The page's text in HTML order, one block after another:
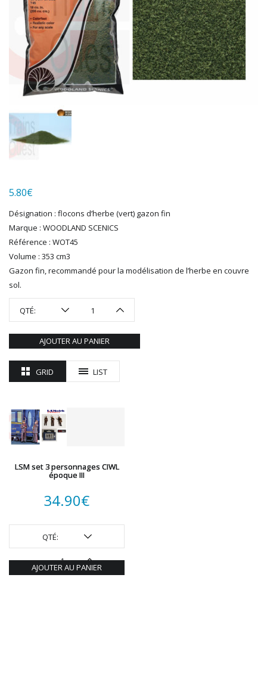
HERKAT
HUMBROL
ITALERI
JOUEF
KOLIBRI
LGB
LS MODELS
MAKETTE
MARLKIN
MKD
PG mini
PIKO
PN SUD MODELISME
PREISER
PRINCE AUGUST
R37
REE
RÉGIONS ET COMPAGNIES
ROTOMAGUS
ROUTE 87
SAI
TRAINS OUEST
Trains-O-Matic
VIESSMANN
WIKING
WOODLAND SCENICS
XURON
5.80€
Désignation : flocons d’herbe (vert) gazon fin
Marque : WOODLAND SCENICS
Référence : WOT45
Volume : 353 cm3
Gazon fin, recommandé pour la modélisation de l’herbe en couvre
sol.
QTÉ:
AJOUTER AU PANIER
GRID LIST
LSM set 3 personnages CIWL
époque III
34.90€
QTÉ:
AJOUTER AU PANIER